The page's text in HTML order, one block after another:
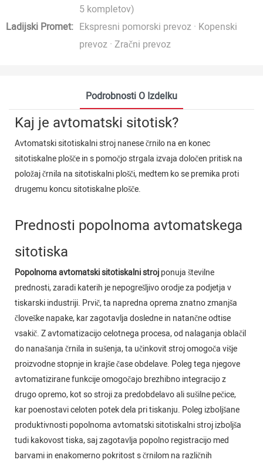
5 kompletov)
Ladijski Promet: Ekspresni pomorski prevoz · Kopenski
prevoz · Zračni prevoz
Podrobnosti O Izdelku
Kaj je avtomatski sitotisk?
Avtomatski sitotiskalni stroj nanese črnilo na en konec
sitotiskalne plošče in s pomočjo strgala izvaja določen pritisk na
položaj črnila na sitotiskalni plošči, medtem ko se premika proti
drugemu koncu sitotiskalne plošče.
Prednosti popolnoma avtomatskega
sitotiska
Popolnoma avtomatski sitotiskalni strojponuja številne
prednosti, zaradi katerih je nepogrešljivo orodje za podjetja v
tiskarski industriji. Prvič, ta napredna oprema znatno zmanjša
človeške napake, kar zagotavlja dosledne in natančne odtise
vsakič. Z avtomatizacijo celotnega procesa, od nalaganja oblačil
do nanašanja črnila in sušenja, ta učinkovit stroj omogoča višje
proizvodne stopnje in krajše čase obdelave. Poleg tega njegove
avtomatizirane funkcije omogočajo brezhibno integracijo z
drugo opremo, kot so stroji za predobdelavo ali sušilne pečice,
kar poenostavi celoten potek dela pri tiskanju. Poleg izboljšane
produktivnosti popolnoma avtomatski sitotiskalni stroj izboljša
tudi kakovost tiska, saj zagotavlja popolno registracijo med
barvami in enakomerno pokritost s črnilom na različnih